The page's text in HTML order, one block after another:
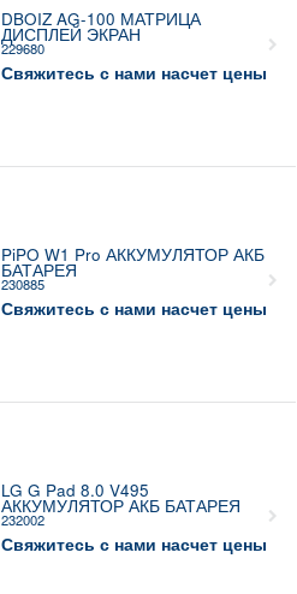
DBOIZ AG-100 МАТРИЦА
ДИСПЛЕЙ ЭКРАН
229680
Свяжитесь с нами насчет цены
PiPO W1 Pro АККУМУЛЯТОР АКБ
БАТАРЕЯ
230885
Свяжитесь с нами насчет цены
LG G Pad 8.0 V495
АККУМУЛЯТОР АКБ БАТАРЕЯ
232002
Свяжитесь с нами насчет цены